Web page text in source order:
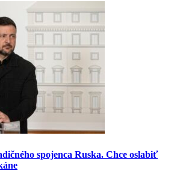
spojenca Ruska. Chce oslabiť